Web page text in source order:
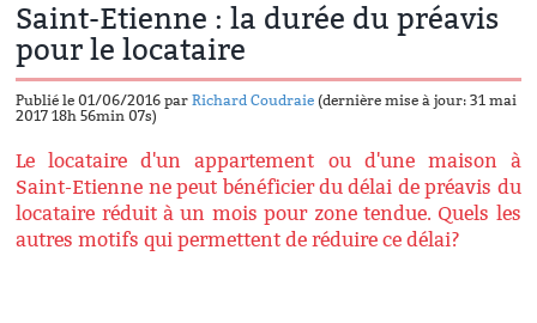
Saint-Etienne : la durée du préavis
pour le locataire
Publié le 01/06/2016 parRichard Coudraie (dernière mise à jour: 31 mai
2017 18h 56min 07s)
Le locataire d'un appartement ou d'une maison à
Saint-Etienne ne peut bénéficier du délai de préavis du
locataire réduit à un mois pour zone tendue. Quels les
autres motifs qui permettent de réduire ce délai?